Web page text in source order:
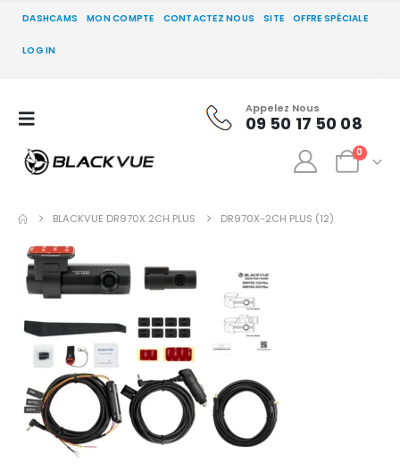
DASHCAMS MON COMPTE CONTACTEZ NOUS SITE OFFRE SPÉCIALE
LOG IN
Appelez Nous
09 50 17 50 08
0
BLACKVUE DR970X 2CH PLUS DR970X-2CH PLUS (12)